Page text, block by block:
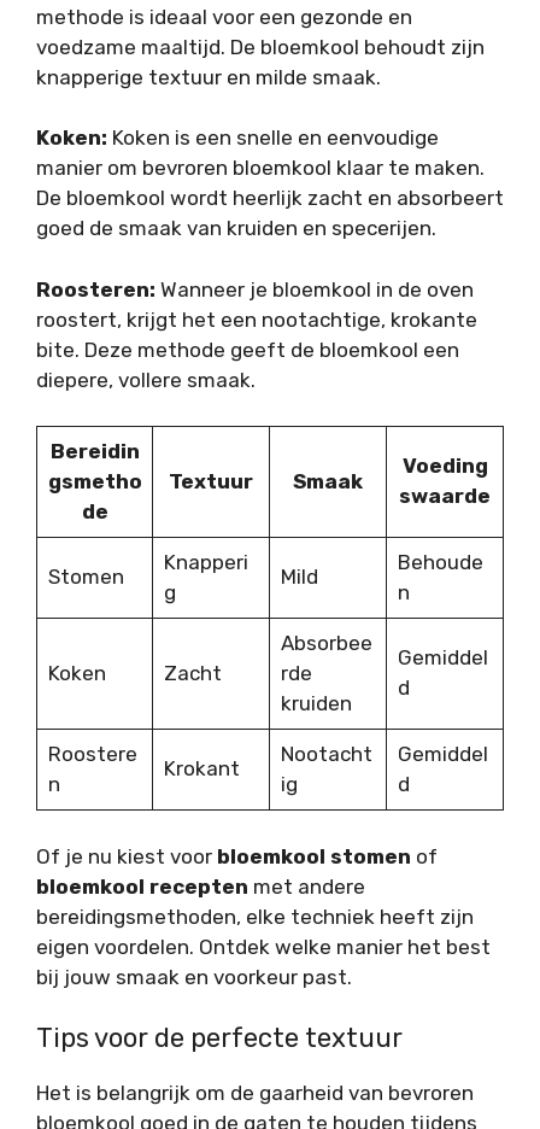
methode is ideaal voor een gezonde en
voedzame maaltijd. De bloemkool behoudt zijn
knapperige textuur en milde smaak.
Koken: Koken is een snelle en eenvoudige
manier om bevroren bloemkool klaar te maken.
De bloemkool wordt heerlijk zacht en absorbeert
goed de smaak van kruiden en specerijen.
Roosteren: Wanneer je bloemkool in de oven
roostert, krijgt het een nootachtige, krokante
bite. Deze methode geeft de bloemkool een
diepere, vollere smaak.
Bereidin
gsmetho
de
Textuur Smaak
Voeding
swaarde
Stomen
Knapperi
g
Mild
Behoude
n
Koken Zacht
Absorbee
rde
kruiden
Gemiddel
d
Roostere
n
Krokant
Nootacht
ig
Gemiddel
d
Of je nu kiest voor bloemkool stomen of
bloemkool recepten met andere
bereidingsmethoden, elke techniek heeft zijn
eigen voordelen. Ontdek welke manier het best
bij jouw smaak en voorkeur past.
Tips voor de perfecte textuur
Het is belangrijk om de gaarheid van bevroren
bloemkool goed in de gaten te houden tijdens